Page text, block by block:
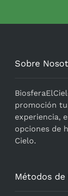
Sobre
promoción
experiencia,
opciones de
Cielo.
Métodos de